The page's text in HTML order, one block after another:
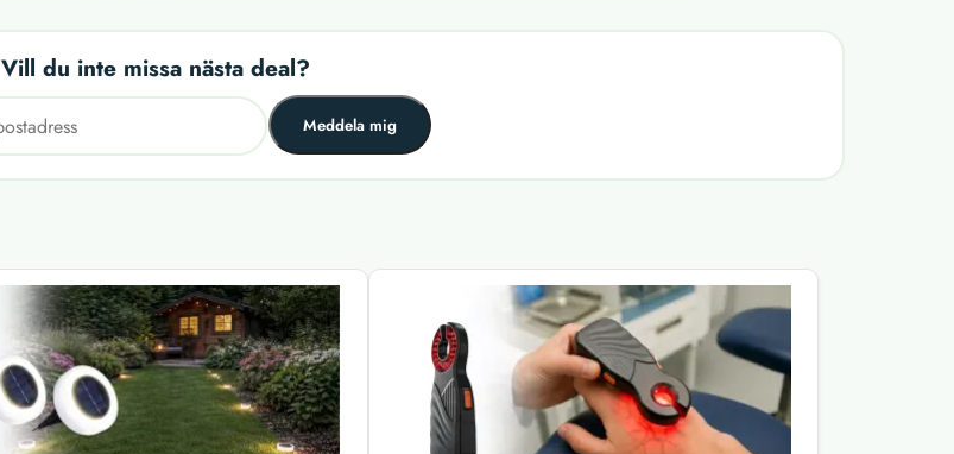
Vill du inte missa nästa deal?
Meddela mig